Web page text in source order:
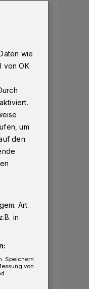
wie
von OK
um
den
Art.
in
Speichern
von